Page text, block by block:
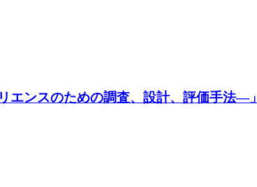
エンスのための調査、設計、評価手法―